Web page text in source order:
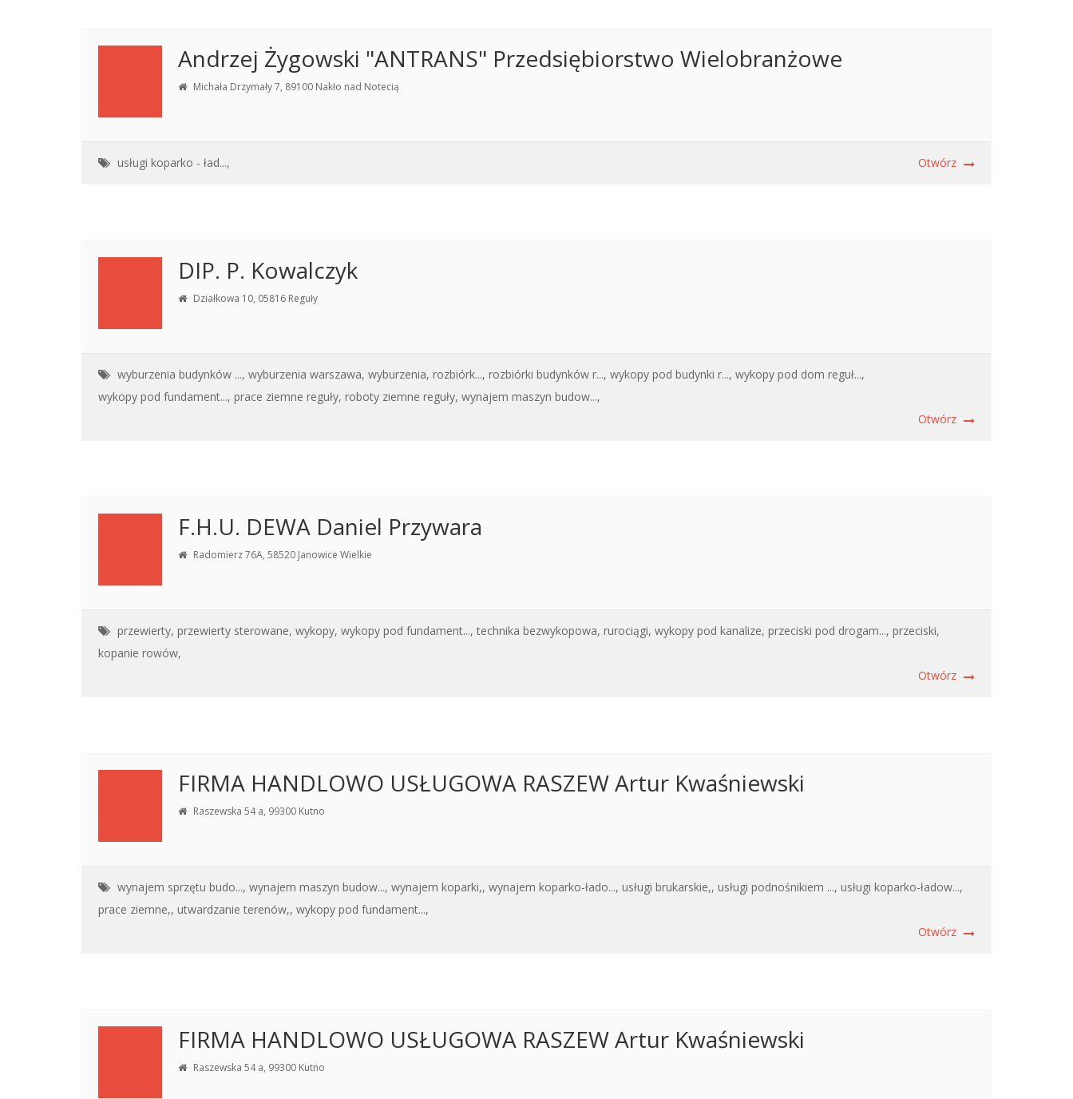
Andrzej Żygowski "ANTRANS" Przedsiębiorstwo Wielobranżowe
Michała Drzymały 7, 89100 Nakło nad Notecią
usługi koparko - ład..., Otwórz
DIP. P. Kowalczyk
Działkowa 10, 05816 Reguły
wyburzenia budynków ..., wyburzenia warszawa, wyburzenia, rozbiórk..., rozbiórki budynków r..., wykopy pod budynki r..., wykopy pod dom reguł...,
wykopy pod fundament..., prace ziemne reguły, roboty ziemne reguły, wynajem maszyn budow...,
Otwórz
F.H.U. DEWA Daniel Przywara
Radomierz 76A, 58520 Janowice Wielkie
przewierty, przewierty sterowane, wykopy, wykopy pod fundament..., technika bezwykopowa, rurociągi, wykopy pod kanalize, przeciski pod drogam..., przeciski,
kopanie rowów,
Otwórz
FIRMA HANDLOWO USŁUGOWA RASZEW Artur Kwaśniewski
Raszewska 54 a, 99300 Kutno
wynajem sprzętu budo..., wynajem maszyn budow..., wynajem koparki,, wynajem koparko-łado..., usługi brukarskie,, usługi podnośnikiem ..., usługi koparko-ładow...,
prace ziemne,, utwardzanie terenów,, wykopy pod fundament...,
Otwórz
FIRMA HANDLOWO USŁUGOWA RASZEW Artur Kwaśniewski
Raszewska 54 a, 99300 Kutno